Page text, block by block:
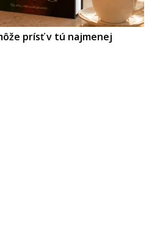
prísť v tú najmenej